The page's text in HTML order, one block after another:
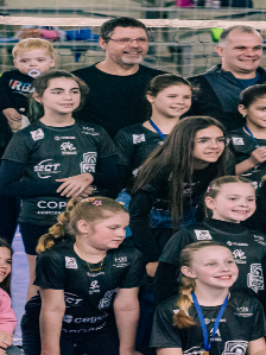
AO LONGO DE ANOS